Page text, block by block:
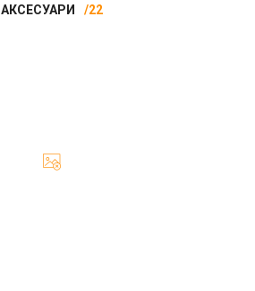
АКСЕСУАРИ
22